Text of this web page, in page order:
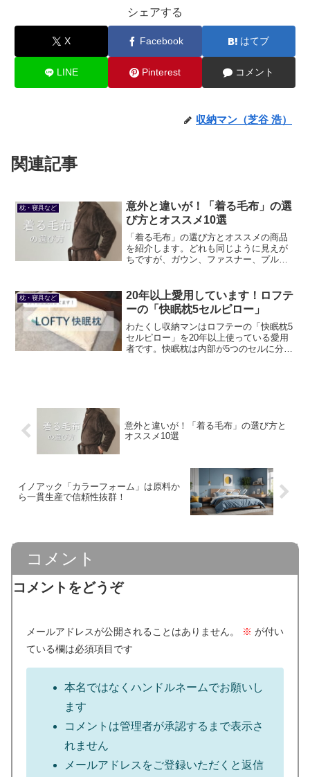
シェアする
X Facebook はてブ
LINE Pinterest コメント
収納マン（芝谷 浩）
関連記事
枕・寝具など
意外と違いが！「着る毛布」の選
び方とオススメ10選
「着る毛布」の選び方とオススメの商品
を紹介します。どれも同じように見えが
ちですが、ガウン、ファスナー、プルオ
加機能も様々です。売れ筋の価格は概ね2
千円台から3千円台。
枕・寝具など
20年以上愛用しています！ロフテ
ーの「快眠枕5セルピロー」
わたくし収納マンはロフテーの「快眠枕5
セルピロー」を20年以上使っている愛用
者です。快眠枕は内部が5つのセルに分か
意外と違いが！「着る毛布」の選び方と
オススメ10選
イノアック「カラーフォーム」は原料か
ら一貫生産で信頼性抜群！
コメント
コメントをどうぞ
メールアドレスが公開されることはありません。 ※ が付い
ている欄は必須項目です
本名ではなくハンドルネームでお願いし
ます
コメントは管理者が承認するまで表示さ
れません
メールアドレスをご登録いただくと返信